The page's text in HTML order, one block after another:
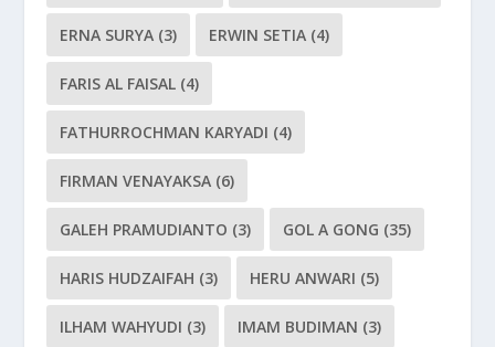
ERNA SURYA (3) ERWIN SETIA (4)
FARIS AL FAISAL (4)
FATHURROCHMAN KARYADI (4)
FIRMAN VENAYAKSA (6)
GALEH PRAMUDIANTO (3) GOL A GONG (35)
HARIS HUDZAIFAH (3) HERU ANWARI (5)
ILHAM WAHYUDI (3) IMAM BUDIMAN (3)